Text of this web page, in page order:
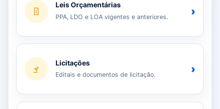
Leis Orçamentárias
PPA, LDO e LOA vigentes e anteriores. ›
Licitações
Editais e documentos de licitação. ›